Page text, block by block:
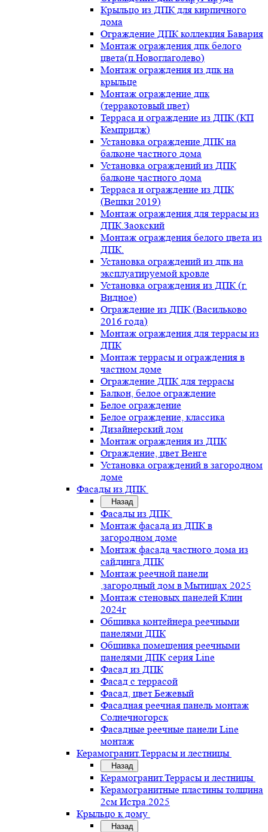
Крыльцо из ДПК для кирпичного
дома
Ограждение ДПК коллекция Бавария
Монтаж ограждения дпк белого
цвета(п.Новоглаголево)
Монтаж ограждения из дпк на
крыльце
Монтаж ограждение дпк
(терракотовый цвет)
Терраса и ограждение из ДПК (КП
Кемпридж)
Установка ограждение ДПК на
балконе частного дома
Установка ограждений из ДПК
балконе частного дома
Терраса и ограждение из ДПК
(Вешки 2019)
Монтаж ограждения для террасы из
ДПК.Заокский
Монтаж ограждения белого цвета из
ДПК.
Установка ограждений из дпк на
эксплуатируемой кровле
Установка ограждения из ДПК (г.
Видное)
Ограждение из ДПК (Васильково
2016 года)
Монтаж ограждения для террасы из
ДПК
Монтаж террасы и ограждения в
частном доме
Ограждение ДПК для террасы
Балкон, белое ограждение
Белое ограждение
Белое ограждение, классика
Дизайнерский дом
Монтаж ограждения из ДПК
Ограждение, цвет Венге
Установка ограждений в загородном
доме
Фасады из ДПК
Назад
Фасады из ДПК
Монтаж фасада из ДПК в
загородном доме
Монтаж фасада частного дома из
сайдинга ДПК
Монтаж реечной панели
,загородный дом в Мытищах 2025
Монтаж стеновых панелей Клин
2024г
Обшивка контейнера реечными
панелями ДПК
Обшивка помещения реечными
панелями ДПК серия Line
Фасад из ДПК
Фасад с террасой
Фасад, цвет Бежевый
Фасадная реечная панель монтаж
Солнечногорск
Фасадные реечные панели Line
монтаж
Керамогранит.Террасы и лестницы
Назад
Керамогранит.Террасы и лестницы
Керамогранитные пластины толщина
2см Истра.2025
Крыльцо к дому
Назад